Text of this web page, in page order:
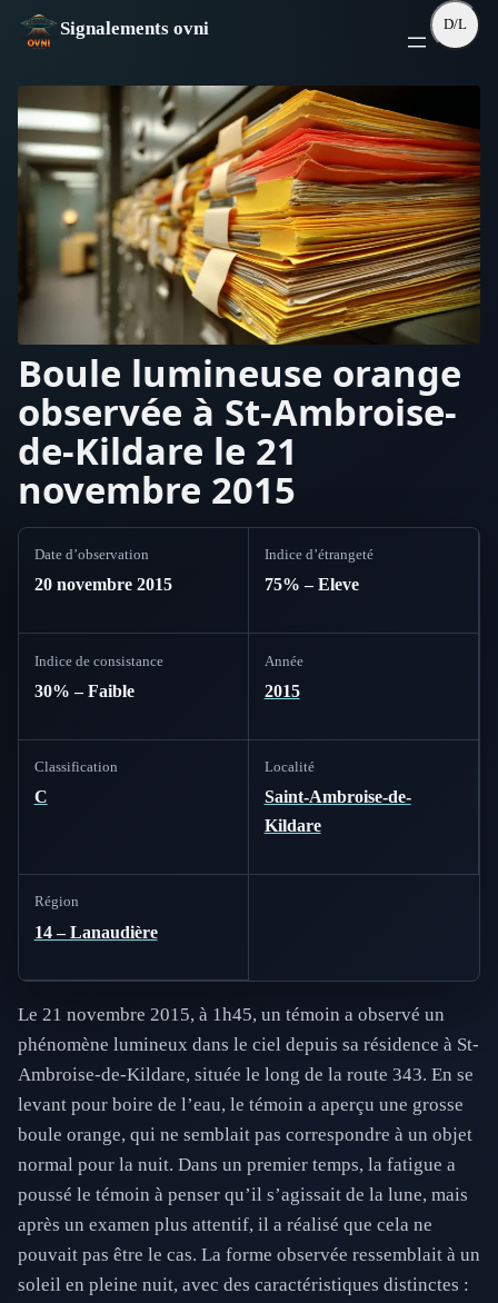
Aller
Signalements ovni D/L
Boule lumineuse orange
observée à St-Ambroise-
de-Kildare le 21
novembre 2015
Date d’observation
20 novembre 2015
Indice d’étrangeté
75% – Eleve
Indice de consistance
30% – Faible
Année
2015
Classification
C
Localité
Saint-Ambroise-de-
Kildare
Région
14 – Lanaudière
Le 21 novembre 2015, à 1h45, un témoin a observé un
phénomène lumineux dans le ciel depuis sa résidence à St-
Ambroise-de-Kildare, située le long de la route 343. En se
levant pour boire de l’eau, le témoin a aperçu une grosse
boule orange, qui ne semblait pas correspondre à un objet
normal pour la nuit. Dans un premier temps, la fatigue a
poussé le témoin à penser qu’il s’agissait de la lune, mais
après un examen plus attentif, il a réalisé que cela ne
pouvait pas être le cas. La forme observée ressemblait à un
soleil en pleine nuit, avec des caractéristiques distinctes :